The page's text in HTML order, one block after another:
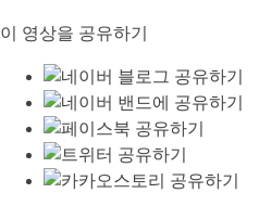
이 영상을 공유하기